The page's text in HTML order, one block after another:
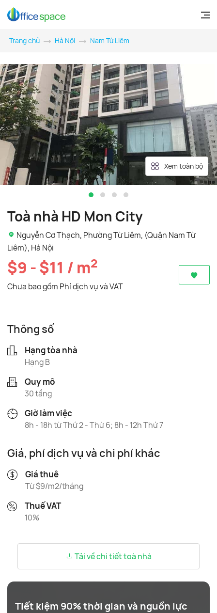
Trang chủ Hà Nội Nam Từ Liêm
Xem toàn bộ
Toà nhà HD Mon City
Nguyễn Cơ Thạch, Phường Từ Liêm, (Quận Nam Từ
Liêm), Hà Nội
$9 - $11 / m2
Chưa bao gồm Phí dịch vụ và VAT
Thông số
Hạng tòa nhà
Hạng B
Quy mô
30 tầng
Giờ làm việc
8h - 18h từ Thứ 2 - Thứ 6; 8h - 12h Thứ 7
Giá, phí dịch vụ và chi phí khác
Giá thuê
Từ $9/m2/tháng
Thuế VAT
10%
Tải về chi tiết toà nhà
Tiết kiệm 90% thời gian và nguồn lực